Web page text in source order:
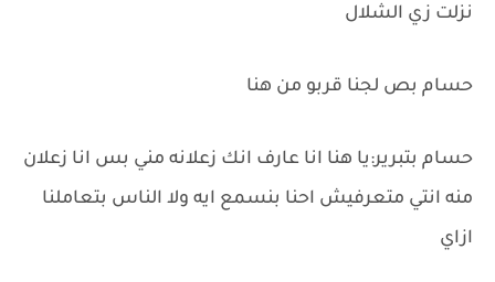
نزلت زي الشلال
حسام بص لجنا قربو من هنا
حسام بتبرير:يا هنا انا عارف انك زعلانه مني بس انا زعلان
منه انتي متعرفيش احنا بنسمع ايه ولا الناس بتعاملنا
ازاي